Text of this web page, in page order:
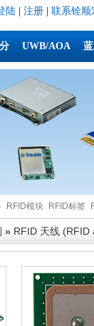
陆 注册 联系铨顺
UWB/AOA
RFID模块 RFID标签
» RFID 天线 (RFID